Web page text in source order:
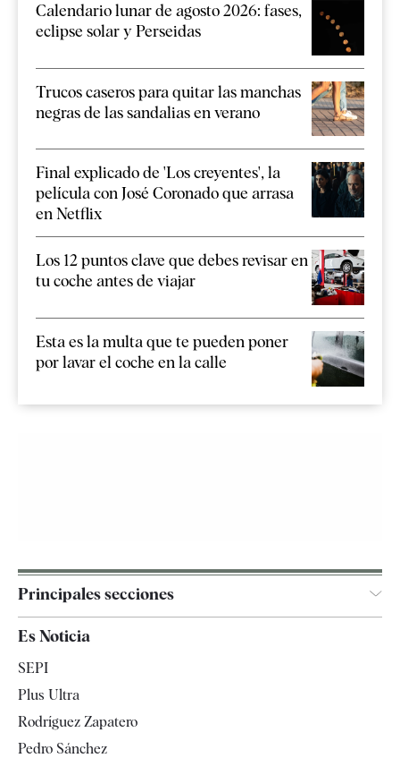
Calendario lunar de agosto 2026: fases,
eclipse solar y Perseidas
Trucos caseros para quitar las manchas
negras de las sandalias en verano
Final explicado de 'Los creyentes', la
película con José Coronado que arrasa
en Netflix
Los 12 puntos clave que debes revisar en
tu coche antes de viajar
Esta es la multa que te pueden poner
por lavar el coche en la calle
Principales secciones
Televisión
Es Noticia
SEPI
Plus Ultra
Rodríguez Zapatero
Pedro Sánchez